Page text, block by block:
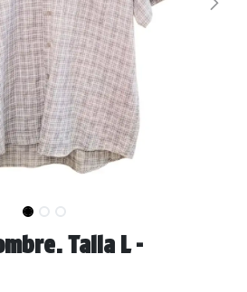
Talla L -